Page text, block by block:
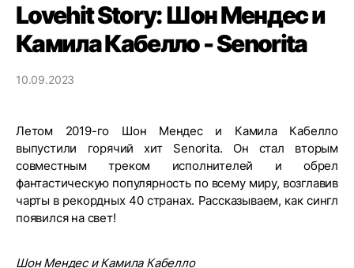
Lovehit Story: Шон Мендес и
Камила Кабелло - Senorita
10.09.2023
Летом 2019-го Шон Мендес и Камила Кабелло
выпустили горячий хит Senorita. Он стал вторым
совместным треком исполнителей и обрел
фантастическую популярность по всему миру, возглавив
чарты в рекордных 40 странах. Рассказываем, как сингл
появился на свет!
Шон Мендес и Камила Кабелло